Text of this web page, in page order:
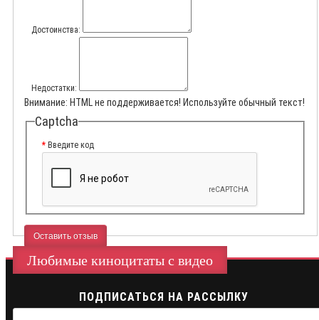
Достоинства:
Недостатки:
Внимание: HTML не поддерживается! Используйте обычный текст!
Captcha
Введите код
Оставить отзыв
Любимые киноцитаты с видео
ПОДПИСАТЬСЯ НА РАССЫЛКУ